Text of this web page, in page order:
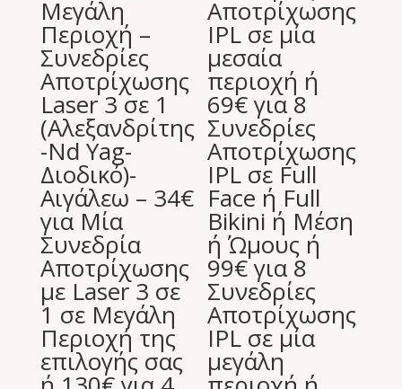
Μεγάλη
Περιοχή –
Συνεδρίες
Αποτρίχωσης
Laser 3 σε 1
(Αλεξανδρίτης
-Nd Yag-
Διοδικό)-
Αιγάλεω – 34€
για Μία
Συνεδρία
Αποτρίχωσης
με Laser 3 σε
1 σε Μεγάλη
Περιοχή της
επιλογής σας
Αποτρίχωσης
IPL σε μία
μεσαία
περιοχή ή
69€ για 8
Συνεδρίες
Αποτρίχωσης
IPL σε Full
Face ή Full
Bikini ή Μέση
ή Ώμους ή
99€ για 8
Συνεδρίες
Αποτρίχωσης
IPL σε μία
μεγάλη